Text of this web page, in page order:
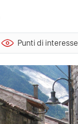
Punti di interesse